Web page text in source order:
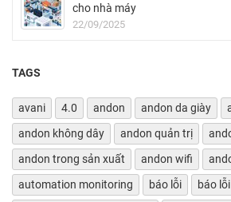
cho nhà máy
22/09/2025
TAGS
avani 4.0 andon andon da giày
andon không dây
andon quản trị
andon trong sản xuất
andon wifi
automation monitoring
báo lỗi
báo